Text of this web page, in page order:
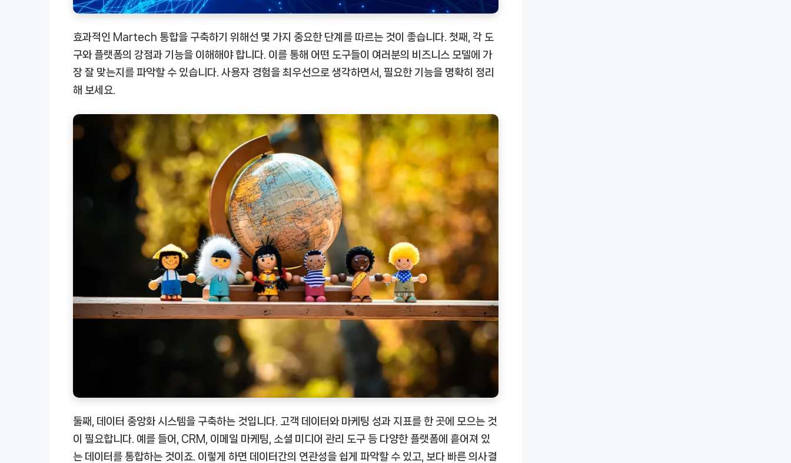
효과적인 Martech 통합을 구축하기 위해선 몇 가지 중요한 단계를 따르는 것이 좋습니다. 첫째, 각 도
구와 플랫폼의 강점과 기능을 이해해야 합니다. 이를 통해 어떤 도구들이 여러분의 비즈니스 모델에 가
장 잘 맞는지를 파악할 수 있습니다. 사용자 경험을 최우선으로 생각하면서, 필요한 기능을 명확히 정리
해 보세요.
둘째, 데이터 중앙화 시스템을 구축하는 것입니다. 고객 데이터와 마케팅 성과 지표를 한 곳에 모으는 것
이 필요합니다. 예를 들어, CRM, 이메일 마케팅, 소셜 미디어 관리 도구 등 다양한 플랫폼에 흩어져 있
는 데이터를 통합하는 것이죠. 이렇게 하면 데이터간의 연관성을 쉽게 파악할 수 있고, 보다 빠른 의사결